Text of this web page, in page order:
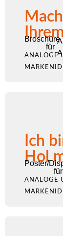
Broschüre
für
ANALOGE
Ich
Hol
Poster/
für
ANALOGE